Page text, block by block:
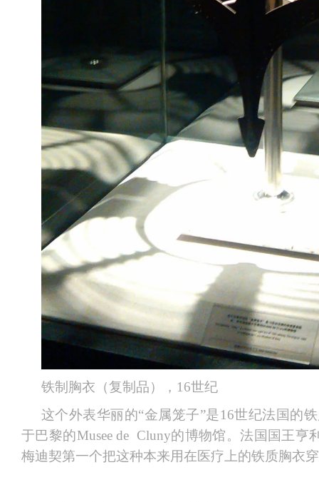
铁制胸衣（复制品），16世纪
这个外表华丽的“金属笼子”是16世纪法国的
于巴黎的Musee de Cluny的博物馆。法国国王亨
梅迪契第一个把这种本来用在医疗上的铁质胸衣